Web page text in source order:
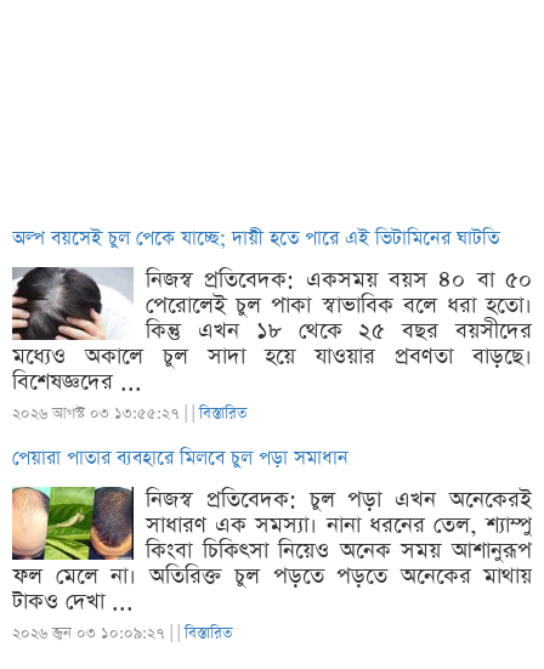
অল্প বয়সেই চুল পেকে যাচ্ছে; দায়ী হতে পারে এই ভিটামিনের ঘাটতি
নিজস্ব প্রতিবেদক: একসময় বয়স ৪০ বা ৫০
পেরোলেই চুল পাকা স্বাভাবিক বলে ধরা হতো।
কিন্তু এখন ১৮ থেকে ২৫ বছর বয়সীদের
মধ্যেও অকালে চুল সাদা হয়ে যাওয়ার প্রবণতা বাড়ছে।
বিশেষজ্ঞদের ...
২০২৬ আগস্ট ০৩ ১৩:৫৫:২৭ | |বিস্তারিত
পেয়ারা পাতার ব্যবহারে মিলবে চুল পড়া সমাধান
নিজস্ব প্রতিবেদক: চুল পড়া এখন অনেকেরই
সাধারণ এক সমস্যা। নানা ধরনের তেল, শ্যাম্পু
কিংবা চিকিৎসা নিয়েও অনেক সময় আশানুরূপ
ফল মেলে না। অতিরিক্ত চুল পড়তে পড়তে অনেকের মাথায়
টাকও দেখা ...
২০২৬ জুন ০৩ ১০:০৯:২৭ | |বিস্তারিত